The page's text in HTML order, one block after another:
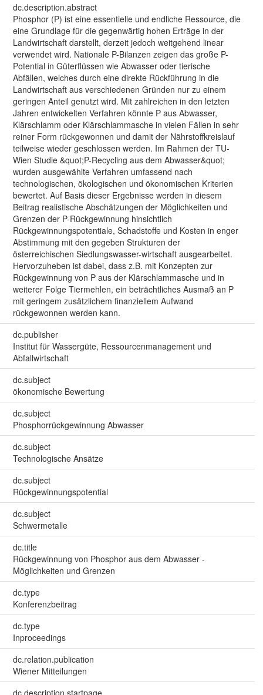
dc.description.abstract
Phosphor (P) ist eine essentielle und endliche Ressource, die
eine Grundlage für die gegenwärtig hohen Erträge in der
Landwirtschaft darstellt, derzeit jedoch weitgehend linear
verwendet wird. Nationale P-Bilanzen zeigen das große P-
Potential in Güterflüssen wie Abwasser oder tierische
Abfällen, welches durch eine direkte Rückführung in die
Landwirtschaft aus verschiedenen Gründen nur zu einem
geringen Anteil genutzt wird. Mit zahlreichen in den letzten
Jahren entwickelten Verfahren könnte P aus Abwasser,
Klärschlamm oder Klärschlammasche in vielen Fällen in sehr
reiner Form rückgewonnen und damit der Nährstoffkreislauf
teilweise wieder geschlossen werden. Im Rahmen der TU-
Wien Studie &quot;P-Recycling aus dem Abwasser&quot;
wurden ausgewählte Verfahren umfassend nach
technologischen, ökologischen und ökonomischen Kriterien
bewertet. Auf Basis dieser Ergebnisse werden in diesem
Beitrag realistische Abschätzungen der Möglichkeiten und
Grenzen der P-Rückgewinnung hinsichtlich
Rückgewinnungspotentiale, Schadstoffe und Kosten in enger
Abstimmung mit den gegeben Strukturen der
österreichischen Siedlungswasser-wirtschaft ausgearbeitet.
Hervorzuheben ist dabei, dass z.B. mit Konzepten zur
Rückgewinnung von P aus der Klärschlammasche und in
weiterer Folge Tiermehlen, ein beträchtliches Ausmaß an P
mit geringem zusätzlichem finanziellem Aufwand
rückgewonnen werden kann.
dc.publisher
Institut für Wassergüte, Ressourcenmanagement und
Abfallwirtschaft
dc.subject
ökonomische Bewertung
dc.subject
Phosphorrückgewinnung Abwasser
dc.subject
Technologische Ansätze
dc.subject
Rückgewinnungspotential
dc.subject
Schwermetalle
dc.title
Rückgewinnung von Phosphor aus dem Abwasser -
Möglichkeiten und Grenzen
dc.type
Konferenzbeitrag
dc.type
Inproceedings
dc.relation.publication
Wiener Mitteilungen
dc.description.startpage